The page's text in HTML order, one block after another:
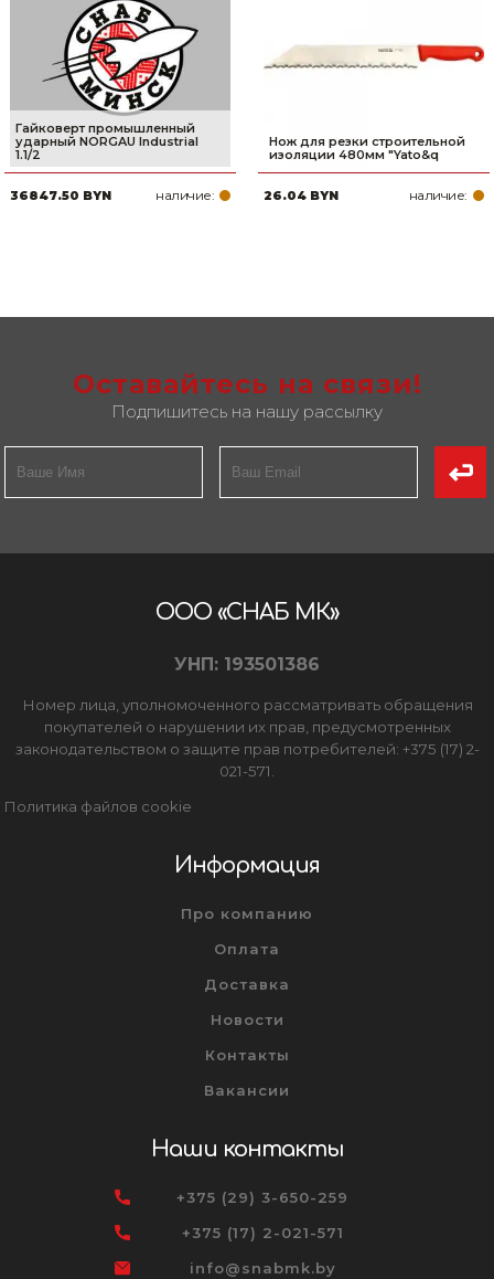
Гайковерт промышленный
ударный NORGAU Industrial
1.1/2
36847.50 BYN наличие:
Нож для резки строительной
изоляции 480мм "Yato&q
26.04 BYN наличие:
Оставайтесь на связи!
Подпишитесь на нашу рассылку
ООО «СНАБ МК»
УНП: 193501386
Номер лица, уполномоченного рассматривать обращения
покупателей о нарушении их прав, предусмотренных
законодательством о защите прав потребителей: +375 (17) 2-
021-571.
Политика файлов cookie
Информация
Про компанию
Оплата
Доставка
Новости
Контакты
Вакансии
Наши контакты
+375 (29) 3-650-259
+375 (17) 2-021-571
info@snabmk.by